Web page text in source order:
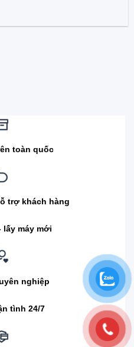
toàn quốc
trợ khách hàng
lấy máy mới
nghiệp
tình 24/7